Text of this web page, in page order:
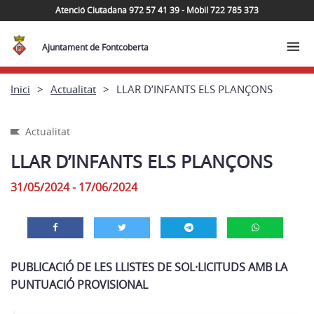
Atenció Ciutadana 972 57 41 39 - Mòbil 722 785 373
Ajuntament de Fontcoberta
Inici Actualitat LLAR D’INFANTS ELS PLANÇONS
Actualitat
LLAR D’INFANTS ELS PLANÇONS
31/05/2024 - 17/06/2024
PUBLICACIÓ DE LES LLISTES DE SOL·LICITUDS AMB LA
PUNTUACIÓ PROVISIONAL